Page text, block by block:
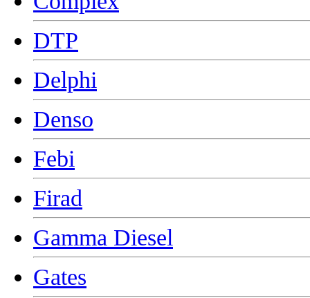
DTP
Delphi
Denso
Febi
Firad
Gamma Diesel
Gates